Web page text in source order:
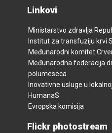
Linkovi
Ministarstvo zdravlja
Institut za transfuziju krvi
Međunarodni komitet
Međunarodna federacija
polumeseca
Inovativne usluge u
HumanaS
Evropska komisija
Flickr photostream